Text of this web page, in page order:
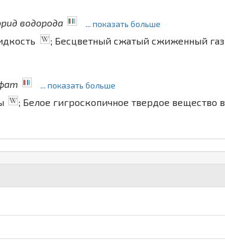
водорода ... показать больше
; Бесцветный сжатый сжиженный газ
... показать больше
; Белое гигроскопичное твердое вещество в